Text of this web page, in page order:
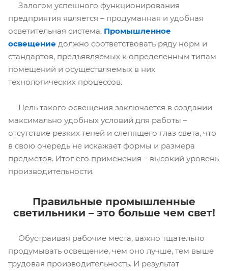
Залогом успешного функционирования
предприятия является – продуманная и удобная
осветительная система. Промышленное
освещение должно соответствовать ряду норм и
стандартов, предъявляемых к определенным типам
помещений и осуществляемых в них
технологических процессов.
Цель такого освещения заключается в создании
максимально удобных условий для работы –
отсутствие резких теней и слепящего глаз света, что
в свою очередь не искажает формы и размера
предметов. Итог его применения – высокий уровень
производительности.
Правильные промышленные
светильники – это больше чем свет!
Обустраивая рабочие места, важно тщательно
продумывать освещение, чем оно лучше, тем выше
трудовая производительность. И результат